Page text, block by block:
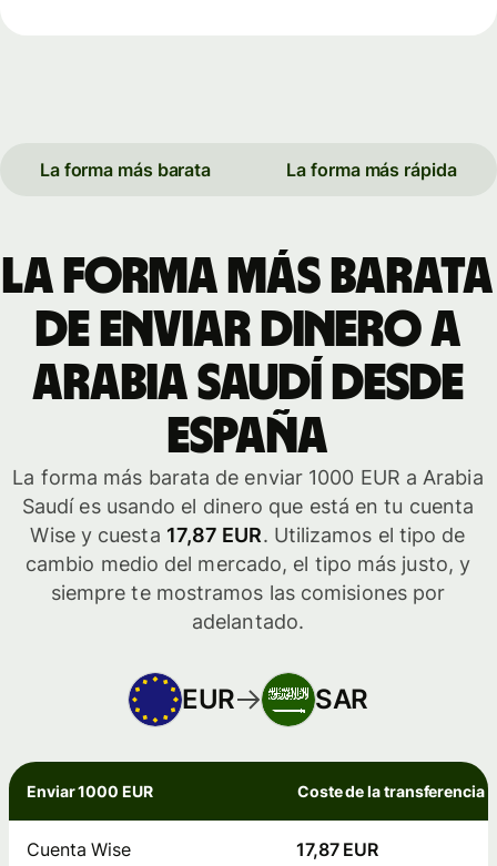
La forma más barata La forma más rápida
La forma más barata
de enviar dinero a
Arabia Saudí desde
España
La forma más barata de enviar 1000 EUR a Arabia
Saudí es usando el dinero que está en tu cuenta
Wise y cuesta 17,87 EUR. Utilizamos el tipo de
cambio medio del mercado, el tipo más justo, y
siempre te mostramos las comisiones por
adelantado.
EUR SAR
Enviar 1000 EUR Coste de la transferencia
Cuenta Wise 17,87 EUR